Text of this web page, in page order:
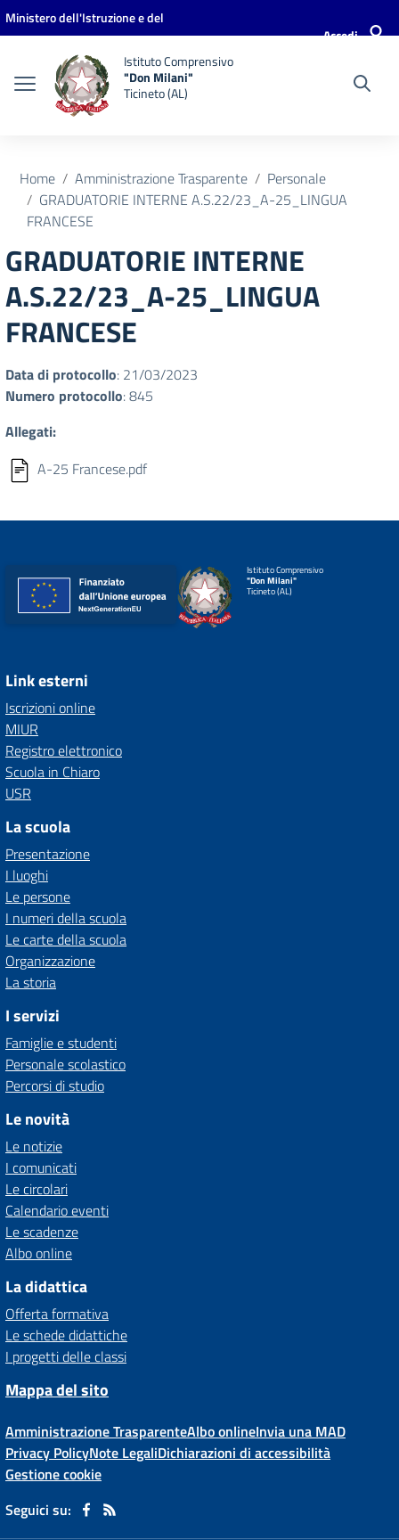
Vai ai contenuti
Vai al menu di navigazione
Vai al footer
Ministero dell'Istruzione e del
Accedi
Istituto Comprensivo
"Don Milani"
Ticineto (AL)
Home Amministrazione Trasparente
Personale
GRADUATORIE INTERNE A.S.22/23_A-25_LINGUA
FRANCESE
GRADUATORIE INTERNE
A.S.22/23_A-25_LINGUA
FRANCESE
Data di protocollo: 21/03/2023
Numero protocollo: 845
Allegati:
A-25 Francese.pdf
Istituto Comprensivo
"Don Milani"
Ticineto (AL)
Link esterni
Iscrizioni online
MIUR
Registro elettronico
Scuola in Chiaro
USR
La scuola
Presentazione
I luoghi
Le persone
I numeri della scuola
Le carte della scuola
Organizzazione
La storia
I servizi
Famiglie e studenti
Personale scolastico
Percorsi di studio
Le novità
Le notizie
I comunicati
Le circolari
Calendario eventi
Le scadenze
Albo online
La didattica
Offerta formativa
Le schede didattiche
I progetti delle classi
Mappa del sito
Amministrazione TrasparenteAlbo onlineInvia una MAD
Privacy PolicyNote LegaliDichiarazioni di accessibilità
Gestione cookie
Seguici su: